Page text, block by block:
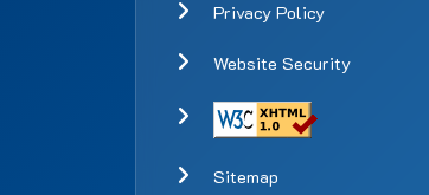
Privacy Policy
Website Security
Sitemap